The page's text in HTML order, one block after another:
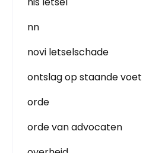
nn
novi letselschade
ontslag op staande voet
orde
orde van advocaten